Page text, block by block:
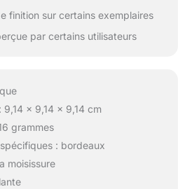
finition sur certains exemplaires
par certains utilisateurs
9,14 x 9,14 x 9,14 cm
grammes
: bordeaux
moisissure